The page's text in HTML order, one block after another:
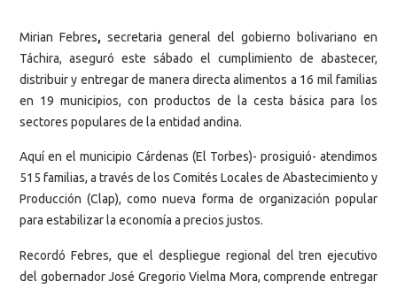
Mirian Febres, secretaria general del gobierno bolivariano en
Táchira, aseguró este sábado el cumplimiento de abastecer,
distribuir y entregar de manera directa alimentos a 16 mil familias
en 19 municipios, con productos de la cesta básica para los
sectores populares de la entidad andina.
Aquí en el municipio Cárdenas (El Torbes)- prosiguió- atendimos
515 familias, a través de los Comités Locales de Abastecimiento y
Producción (Clap), como nueva forma de organización popular
para estabilizar la economía a precios justos.
Recordó Febres, que el despliegue regional del tren ejecutivo
del gobernador José Gregorio Vielma Mora, comprende entregar